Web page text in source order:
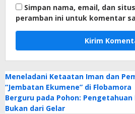
Simpan nama, email, dan
peramban ini untuk komentar
Meneladani Ketaatan Iman dan
“Jembatan Ekumene” di Flobamora
Berguru pada Pohon:
Bukan dari Gelar